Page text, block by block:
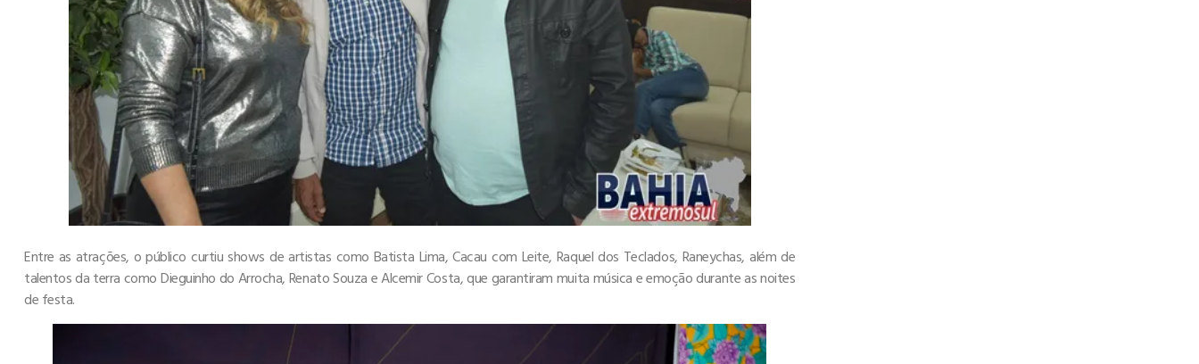
Entre as atrações, o público curtiu shows de artistas como Batista Lima, Cacau com Leite, Raquel dos Teclados, Raneychas, além de
talentos da terra como Dieguinho do Arrocha, Renato Souza e Alcemir Costa, que garantiram muita música e emoção durante as noites
de festa.